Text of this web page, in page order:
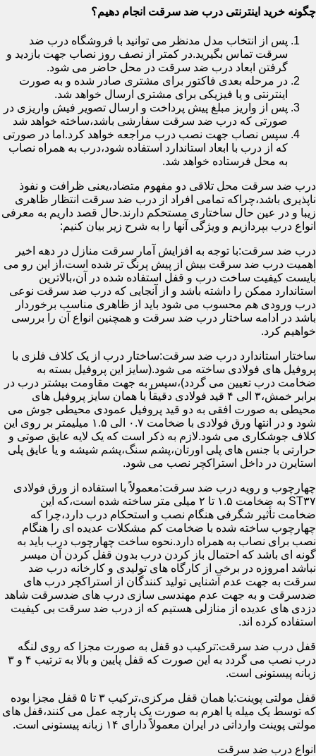
چگونه خرید اینترنتی درب ضد سرقت انجام دهیم؟
پس از انتخاب مدل مدنظر می توانید با فروشگاه درب ضد
سرقت تماس بگیرید.در کمتر از نصف روز نصاب جهت بازدید و
گرفتن ابعاد درب ضد سرقت در محل حاضر می شود.
در مرحله بعدی فاکتور برای مشتری صادر شده و به صورت
اینترنتی و یا فیزیکی برای مشتری ارسال خواهد شد.
پس از واریز مبلغ پیش پرداخت و ارسال تصویر فیش واریزی در
صورتی که درب ضد سرقت سفارشی باشد،ساخته خواهد شد
سپس نصاب جهت نصب درب مراجعه خواهد کرد.اما در صورتی
که از درب با ابعاد استاندارد استفاده شود،درب به همراه نصاب
به محل فرستاده خواهد شد.
درب ضد سرقت محل تلاقی دو مفهوم متضاد،یعنی ظرافت و نفوذ
ناپذیری باشد،چراکه تمامی افراد از درب ضد سرقت انتظار ظاهری
زیبا و در عین حال ساختاری مستحکم دارند.حال قصد داریم به معرفی
انواع درب بپردازیم و ویژگی آنها را به شرح زیر بیان کنیم:
درب ضد سرقت:با توجه به افزایش آمار سرقت منازل در دهه اخیر
اهمیت درب ضد سرقت بیش از پیش پرنگ تر شده است،از این رو می
بایست کیفیت ساخت درب و قفل استفاده شده در آن،بالاترین
استاندارد ممکن را داشته باشد و از آنجایی که درب ضد سرقت نوعی
درب ورودی هم محسوب می شود باید از ظاهری مناسب برخوردار
باشد در ادامه ساختار درب ضد سرقت و همچنین انواع آن را بررسی
خواهیم کرد.
ساختار استاندارد درب ضد سرقت:ساختار درب از یک کلاف فلزی با
پروفیل های فولادی ساخته می شود.(سایز این پروفیل بسته به
ضخامت درب تعیین می گردد)،سپس به جهت مقاومت بیشتر درب در
برابر خمش،۳ الی ۴ قید فولادی دقیقاً با همان سایز پروفیل های
محیطی به صورت افقی به دو قید پروفیل عمودی محیطی جوش می
شود و در انتها ورق فولادی با ضخامت ۰.۷ الی ۱.۵ میلیمتر بر روی این
کلاف جوشکاری می شود.لازم به ذکر است که یک لایه عایق صوتی و
حرارتی با جنس های پلی اورتان،پشم سنگ،پشم شیشه و یا عایق پلی
استایرن در داخل استراکچر نصب می شود.
چهارچوب و رویه درب ضد سرقت:معمولاً با استفاده از ورق فولادی
ST۳۷ به ضخامت ۱.۵ تا ۲ میلی متر ساخته شده است،که این
ضخامت تأثیر شگرفی هنگام نصب و استحکام درب دارد،چرا که
چهارچوب ساخته شده با ضخامت کم مشکلات عدیده ای را هنگام
نصب برای نصاب به همراه دارد.نحوه ساخت چهارچوب درب باید به
گونه ای باشد که احتمال باز کردن درب بدون قفل کردن آن میسر
نباشد امروزه در برخی از کارگاه های تولیدی و کارخانه درب ضد
سرقت به جهت عدم آشنایی تولید کنندگان از استراکچر درب های
ضدسرقت و به جهت عدم مهندسی سازی درب های ضدسرقت شاهد
دزدی های عدیده از منازلی هستیم که از درب ضد سرقت بی کیفیت
استفاده کرده اند.
قفل درب ضد سرقت:ترکیب دو قفل به صورت مجزا که روی لنگه
درب نصب می گردد به این صورت که قفل پایین و بالا به ترتیب ۴ و ۳
زبانه پیستونی است.
قفل مولتی پوینت:یا همان قفل مرکزی،ترکیب ۳ تا ۵ قفل مجزا بوده
که توسط یک میله یا اهرم به صورت یک پارچه عمل می کنند،قفل های
مولتی پوینت وارداتی در ایران معمولاً دارای ۱۴ زبانه پیستونی است.
انواع درب ضد سرقت